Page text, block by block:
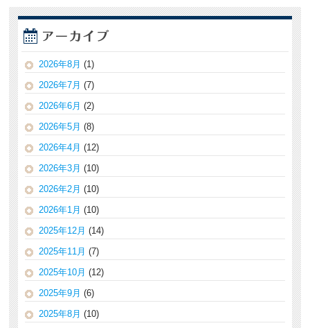
2026年8月 (1)
2026年7月 (7)
2026年6月 (2)
2026年5月 (8)
2026年4月 (12)
2026年3月 (10)
2026年2月 (10)
2026年1月 (10)
2025年12月 (14)
2025年11月 (7)
2025年10月 (12)
2025年9月 (6)
2025年8月 (10)